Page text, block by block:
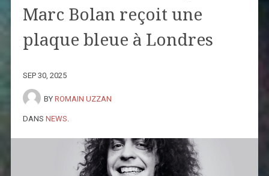
Marc Bolan reçoit une
plaque bleue à Londres
SEP 30, 2025
BY ROMAIN UZZAN
DANS NEWS